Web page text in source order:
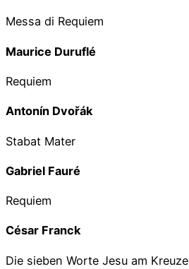
Messa di Requiem
Maurice Duruflé
Requiem
Antonín Dvořák
Stabat Mater
Gabriel Fauré
Requiem
César Franck
Die sieben Worte Jesu am Kreuze